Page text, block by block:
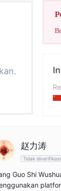
赵力涛
Tidak diverifikasi
Guo Shi